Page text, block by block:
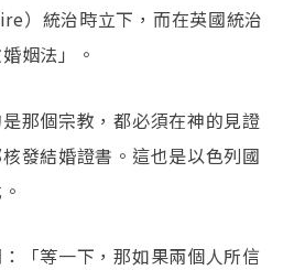
）統治時立下，而在英國統治
姻法」。
那個宗教，都必須在神的見證
發結婚證書。這也是以色列國
「等一下，那如果兩個人所信